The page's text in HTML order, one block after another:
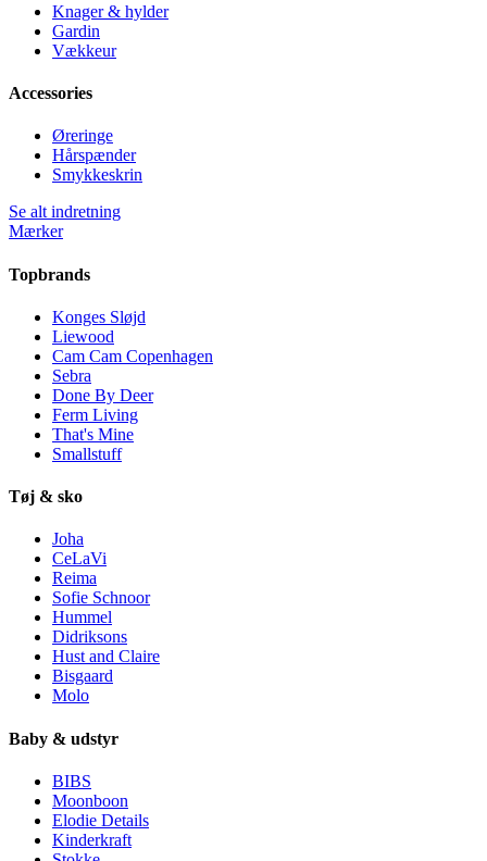
Knager & hylder
Gardin
Vækkeur
Accessories
Øreringe
Hårspænder
Smykkeskrin
Se alt indretning
Mærker
Topbrands
Konges Sløjd
Liewood
Cam Cam Copenhagen
Sebra
Done By Deer
Ferm Living
That's Mine
Smallstuff
Tøj & sko
Joha
CeLaVi
Reima
Sofie Schnoor
Hummel
Didriksons
Hust and Claire
Bisgaard
Molo
Baby & udstyr
BIBS
Moonboon
Elodie Details
Kinderkraft